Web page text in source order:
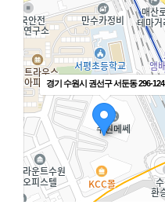
경기 수원시 권선구 서둔동 296-124